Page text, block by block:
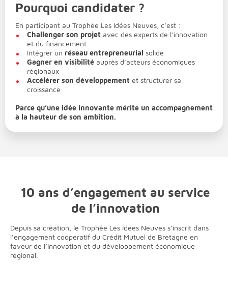
Pourquoi candidater ?
En participant au Trophée Les Idées Neuves, c’est :
Challenger son projet avec des experts de l’innovation
et du financement
Intégrer un réseau entrepreneurial solide
Gagner en visibilité auprès d’acteurs économiques
régionaux
Accélérer son développement et structurer sa
croissance
Parce qu’une idée innovante mérite un accompagnement
à la hauteur de son ambition.
10 ans d’engagement au service
de l’innovation
Depuis sa création, le Trophée Les Idées Neuves s’inscrit dans
l’engagement coopératif du Crédit Mutuel de Bretagne en
faveur de l’innovation et du développement économique
régional.